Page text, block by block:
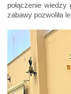
połączenie
zabawy pozwoliła